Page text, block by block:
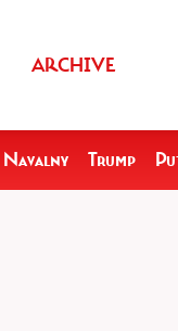
ARCHIVE
Navalny Trump